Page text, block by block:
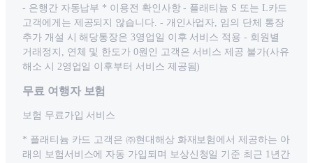
- 은행간 자동납부 * 이용전 확인사항 - 플래티늄 S 또는 L카드
고객에게는 제공되지 않습니다. - 개인사업자, 임의 단체 통장
추가 개설 시 해당통장은 3영업일 이후 서비스 적용 - 회원별
거래정지, 연체 및 한도가 0원인 고객은 서비스 제공 불가(사유
해소 시 2영업일 이후부터 서비스 제공됨)
무료 여행자 보험
보험 무료가입 서비스
* 플래티늄 카드 고객은 ㈜현대해상 화재보험에서 제공하는 아
래의 보험서비스에 자동 가입되며 보상신청일 기준 최근 1년간